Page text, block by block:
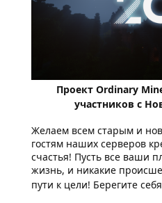
Проект Ordinary
участников с
Желаем всем старым и
гостям наших серверов
счастья! Пусть все ваши
жизнь, и никакие
пути к цели! Берегите